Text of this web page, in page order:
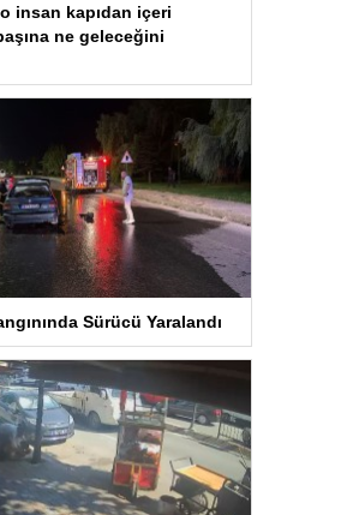
insan kapıdan içeri
ne geleceğini
Sürücü Yaralandı